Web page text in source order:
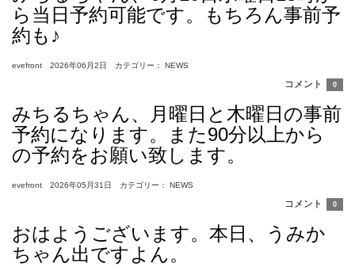
ら当日予約可能です。もちろん事前予
約も♪
evefront 2026年06月2日 カテゴリー： NEWS
コメント 0
みちるちゃん、月曜日と木曜日の事前
予約になります。また90分以上から
の予約をお願い致します。
evefront 2026年05月31日 カテゴリー： NEWS
コメント 0
おはようございます。本日、うみか
ちゃん出ですよん。